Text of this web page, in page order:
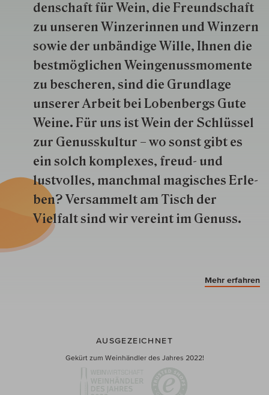
den­schaft für Wein, die Freund­schaft
zu unseren Win­zer­innen und Win­zern
so­wie der un­bän­dige Wille, Ihnen die
best­mög­lich­en Wein­genuss­momente
zu besche­ren, sind die Grund­lage
unserer Arbeit bei Lobenbergs Gute
Weine. Für uns ist Wein der Schlüs­sel
zur Genuss­kultur – wo sonst gibt es
ein solch kom­plexes, freud- und
lustvolles, manchmal ma­gisch­es Er­le­
ben? Versammelt am Tisch der
Vielfalt sind wir ver­eint im Genuss.
Mehr erfahren
AUSGEZEICHNET
Gekürt zum Weinhändler des Jahres 2022!